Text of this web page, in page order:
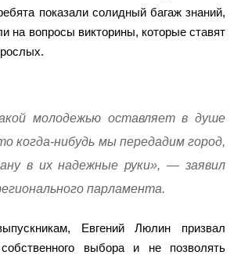
показали солидный багаж знаний,
на вопросы викторины, которые ставят
молодежью оставляет в душе
когда-нибудь мы передадим город,
в их надежные руки», — заявил
парламента.
Евгений Люлин призвал
выбора и не позволять